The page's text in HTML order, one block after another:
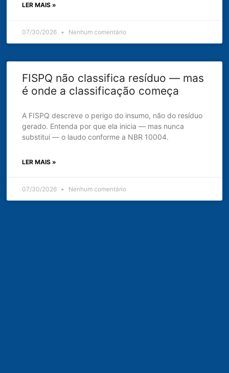
LER MAIS »
07/30/2026 Nenhum comentário
FISPQ não classifica resíduo — mas
é onde a classificação começa
A FISPQ descreve o perigo do insumo, não do resíduo
gerado. Entenda por que ela inicia — mas nunca
substitui — o laudo conforme a NBR 10004.
LER MAIS »
07/30/2026 Nenhum comentário